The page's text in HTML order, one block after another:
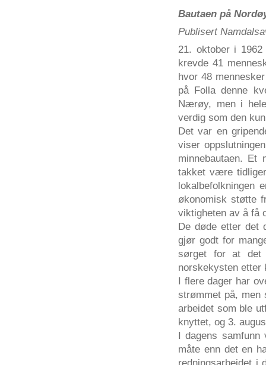
Bautaen på
Publisert
21. oktober i
krevde 41
hvor 48
på Folla denne
Nærøy, men i
verdig som den
Det var en
viser
minnebautaen. Et
takket være
lokalbefolkningen
økonomisk støtte
viktigheten av å få
De døde etter det
gjør godt for
sørget for at det
norskekysten etter
I flere dager har
strømmet på, men
arbeidet som ble
knyttet, og 3.
I dagens
måte enn det en